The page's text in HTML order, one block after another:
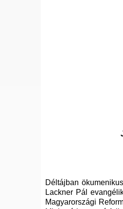
Déltájban
Lackner Pál
Magyarországi